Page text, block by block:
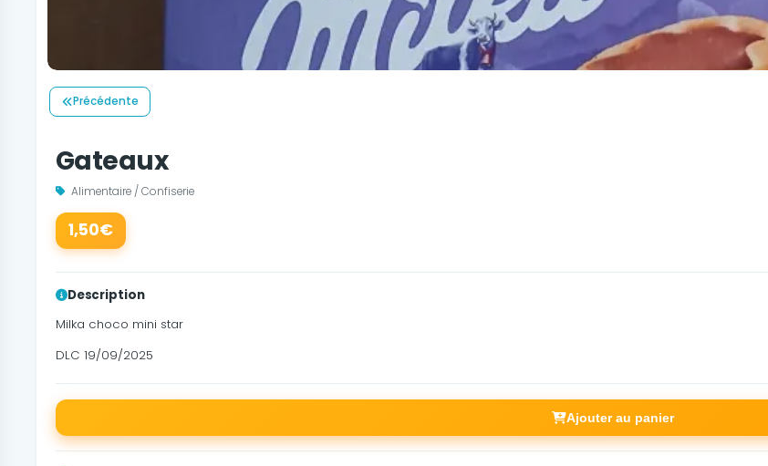
Précédente
Gateaux
Alimentaire / Confiserie
1,50€
Description
Milka choco mini star
DLC 19/09/2025
Ajouter au panier